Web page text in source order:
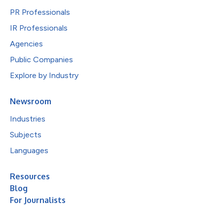
PR Professionals
IR Professionals
Agencies
Public Companies
Explore by Industry
Newsroom
Industries
Subjects
Languages
Resources
Blog
For Journalists